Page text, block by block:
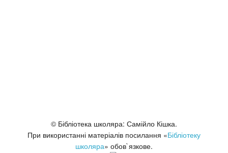
© Бібліотека школяра: Самійло Кішка.
При використанні матеріалів посилання «Бібліотеку
школяра» обов`язкове.